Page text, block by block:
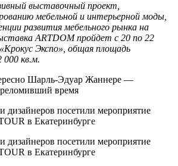
выставочный проект,
мебельной и интерьерной моды,
развития мебельного рынка на
ARTDOM пройдет с 20 по 22
Экспо», общая площадь
000 кв.м.
Шарль-Эдуар Жаннере —
время